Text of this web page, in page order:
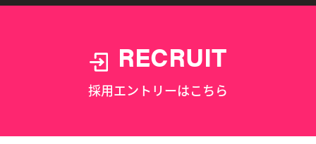
RECRUIT
採用エントリーはこちら